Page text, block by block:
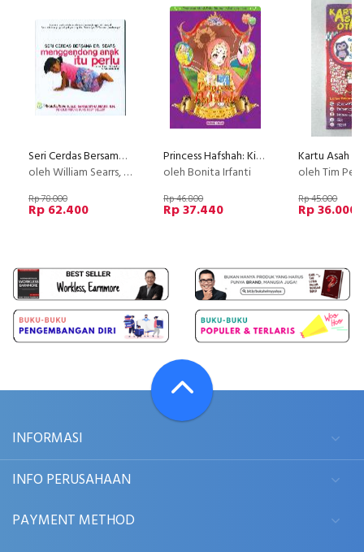
Seri Cerdas Bersama Dr. Sears : Menggendong Anak itu perlu
oleh William Searrs, M.D & Martha Sears
Rp 78.000
Rp 62.400
Princess Hafshah: Kisah Princess Yang Gemar Membaca&Pencuri Cincin Pusaka
oleh Bonita Irfanti
Rp 46.800
Rp 37.440
oleh Tim
Rp 45.000
Rp 36.000
INFORMASI
INFO PERUSAHAAN
PAYMENT METHOD